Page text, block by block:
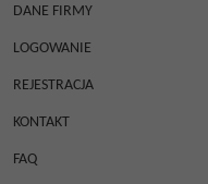
DANE FIRMY
LOGOWANIE
REJESTRACJA
KONTAKT
FAQ